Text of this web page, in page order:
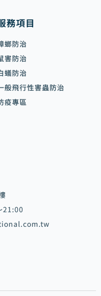
務項目
螂防治
害防治
蟻防治
般飛行性害蟲防治
疫專區
21:00